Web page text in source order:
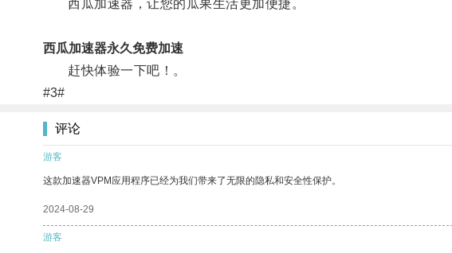
西瓜加速器，让您的瓜果生活更加便捷。
西瓜加速器永久免费加速
赶快体验一下吧！。
#3#
评论
游客
这款加速器VPM应用程序已经为我们带来了无限的隐私和安全性保护。
2024-08-29
游客